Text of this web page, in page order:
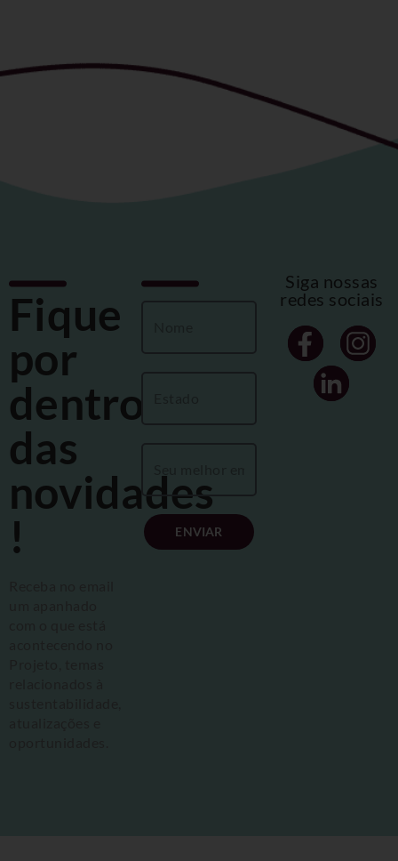
Fique
por
dentro
das
novidades
!
ENVIAR
Siga nossas
redes sociais